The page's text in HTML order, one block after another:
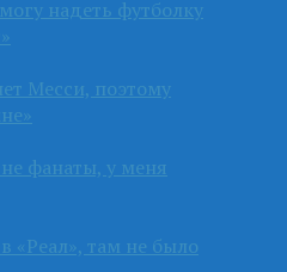
надеть футболку
Месси, поэтому
фанаты, у меня
«Реал», там не было